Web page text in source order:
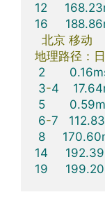
12
16
北京 移动
地理路径：
2
3-4
5
6-7
8
14
19